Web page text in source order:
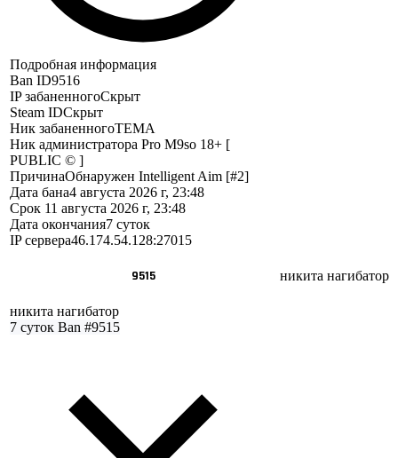
Подробная информация
Ban ID9516
IP забаненногоСкрыт
Steam IDСкрыт
Ник забаненногоТЕМА
Ник администратора Pro M9so 18+ [
PUBLIC © ]
ПричинаОбнаружен Intelligent Aim [#2]
Дата бана4 августа 2026 г, 23:48
Срок 11 августа 2026 г, 23:48
Дата окончания7 суток
IP сервера46.174.54.128:27015
9515 никита нагибатор
никита нагибатор
7 суток Ban #9515